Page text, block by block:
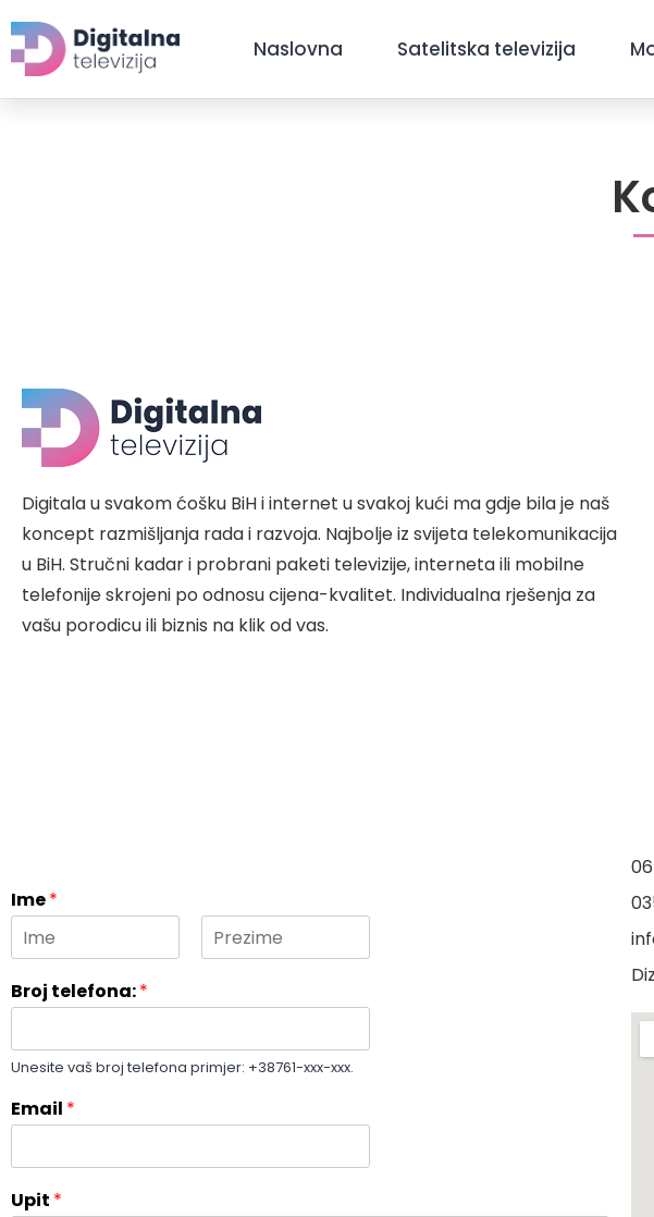
Naslovna Satelitska televizija
Digitala u svakom ćošku BiH i internet u svakoj kući ma gdje bila je naš
koncept razmišljanja rada i razvoja. Najbolje iz svijeta telekomunikacija
u BiH. Stručni kadar i probrani paketi televizije, interneta ili mobilne
telefonije skrojeni po odnosu cijena-kvalitet. Individualna rješenja za
vašu porodicu ili biznis na klik od vas.
Ime*
F
i
r
L
Broj telefona:*
Unesite vaš broj telefona primjer: +38761-xxx-xxx.
Email *
Upit *